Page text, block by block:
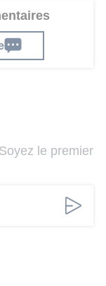
le premier